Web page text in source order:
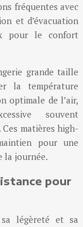
fréquentes avec
et d’évacuation
pour le confort
grande taille
la température
optimale de l’air,
souvent
matières high-
pour une
la journée.
pour
légèreté et sa